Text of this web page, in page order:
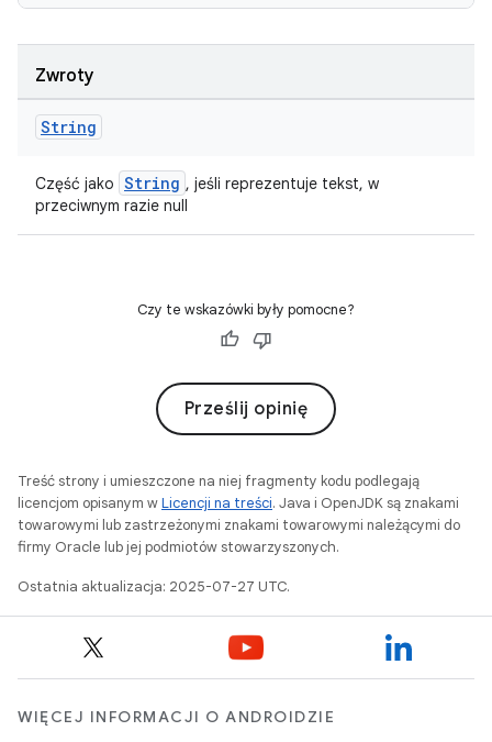
Zwroty
String
Część jako String , jeśli reprezentuje tekst, w
przeciwnym razie null
Czy te wskazówki były pomocne?
Prześlij opinię
Treść strony i umieszczone na niej fragmenty kodu podlegają
licencjom opisanym wLicencji na treści. Java i OpenJDK są znakami
towarowymi lub zastrzeżonymi znakami towarowymi należącymi do
firmy Oracle lub jej podmiotów stowarzyszonych.
Ostatnia aktualizacja: 2025-07-27 UTC.
WIĘCEJ INFORMACJI O ANDROIDZIE